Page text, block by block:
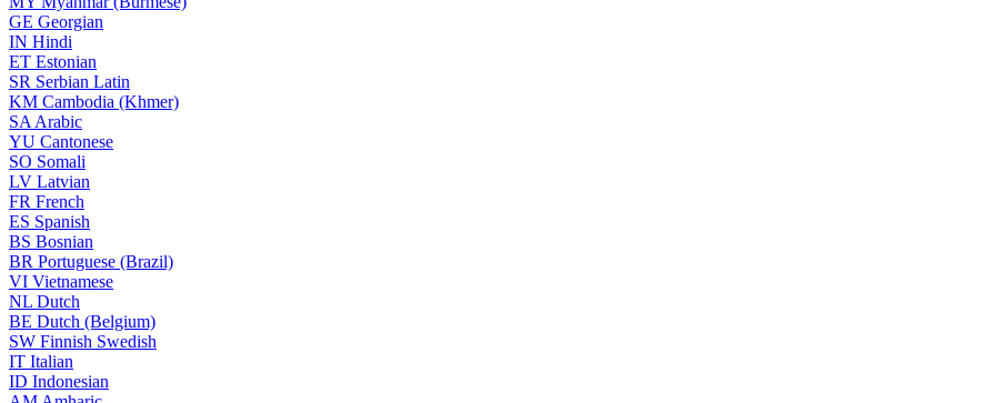
GE Georgian
IN Hindi
ET Estonian
SR Serbian Latin
KM Cambodia (Khmer)
SA Arabic
YU Cantonese
SO Somali
LV Latvian
FR French
ES Spanish
BS Bosnian
BR Portuguese (Brazil)
VI Vietnamese
NL Dutch
BE Dutch (Belgium)
SW Finnish Swedish
IT Italian
ID Indonesian